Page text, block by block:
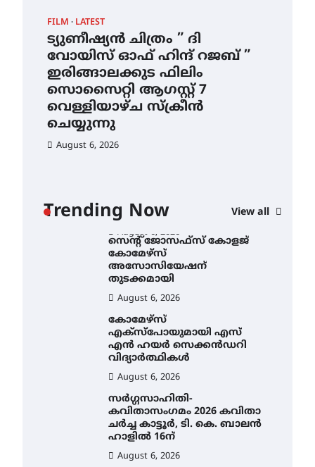
FILM LATEST
ട്യുണീഷ്യൻ ചിത്രം ” ദി
വോയിസ് ഓഫ് ഹിന്ദ് റജബ് ”
ഇരിങ്ങാലക്കുട ഫിലിം
സൊസൈറ്റി ആഗസ്റ്റ് 7
വെള്ളിയാഴ്ച സ്‌ക്രീൻ
ചെയ്യുന്നു
August 6, 2026
Trending Now View all
4.4 മില്ലി മീറ്റർ മഴ ലഭിച്ചു
August 6, 2026
ഐ.ഐ.ടി മദ്രാസ്സിൽ നിന്നും
ഡോക്ടറേറ്റ് – ഇരിങ്ങാലക്കുട
സ്വദേശി ആതിര എം കെ
യുടെ നേട്ടം പ്രതിസന്ധികളോട്
പൊരുതി
August 5, 2026
ട്യുണീഷ്യൻ ചിത്രം ” ദി
ചെയ്യുന്നു
August 6, 2026
സെന്റ് ജോസഫ്സ് കോളജ്
കോമേഴ്‌സ്
അസോസിയേഷന്
തുടക്കമായി
August 6, 2026
കോമേഴ്സ്
എക്സ്പോയുമായി എസ്
എൻ ഹയർ സെക്കൻഡറി
വിദ്യാർത്ഥികൾ
August 6, 2026
സർഗ്ഗസാഹിതി-
കവിതാസംഗമം 2026 കവിതാ
ചർച്ച കാട്ടൂർ, ടി. കെ. ബാലൻ
ഹാളിൽ 16ന്
August 6, 2026